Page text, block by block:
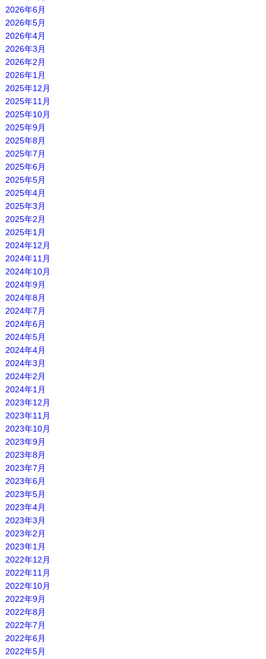
2026年6月
2026年5月
2026年4月
2026年3月
2026年2月
2026年1月
2025年12月
2025年11月
2025年10月
2025年9月
2025年8月
2025年7月
2025年6月
2025年5月
2025年4月
2025年3月
2025年2月
2025年1月
2024年12月
2024年11月
2024年10月
2024年9月
2024年8月
2024年7月
2024年6月
2024年5月
2024年4月
2024年3月
2024年2月
2024年1月
2023年12月
2023年11月
2023年10月
2023年9月
2023年8月
2023年7月
2023年6月
2023年5月
2023年4月
2023年3月
2023年2月
2023年1月
2022年12月
2022年11月
2022年10月
2022年9月
2022年8月
2022年7月
2022年6月
2022年5月